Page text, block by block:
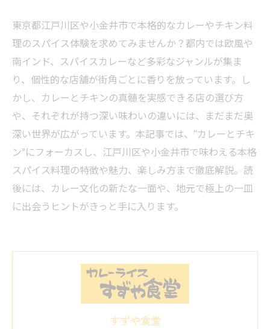
東京都江戸川区や小金井市で本格的なカレーやチキン料
理のスパイス体験を求めてみませんか？都内では欧風や
南インド、スパイスカレーなど多彩なジャンルが集ま
り、個性的な店舗が街角ごとに香りを放っています。し
かし、カレーとチキンの真髄を実感できる店の選び方
や、それぞれが持つ深い味わいの違いには、まだまだ奥
深い世界が広がっています。本記事では、“カレーとチキ
ン”にフォーカスし、江戸川区や小金井市で味わえる本格
スパイス料理の特徴や魅力、楽しみ方まで徹底解説。読
後には、カレー文化の新たな一面や、地元で極上の一皿
に出会うヒントがきっと手に入ります。
すずや食堂